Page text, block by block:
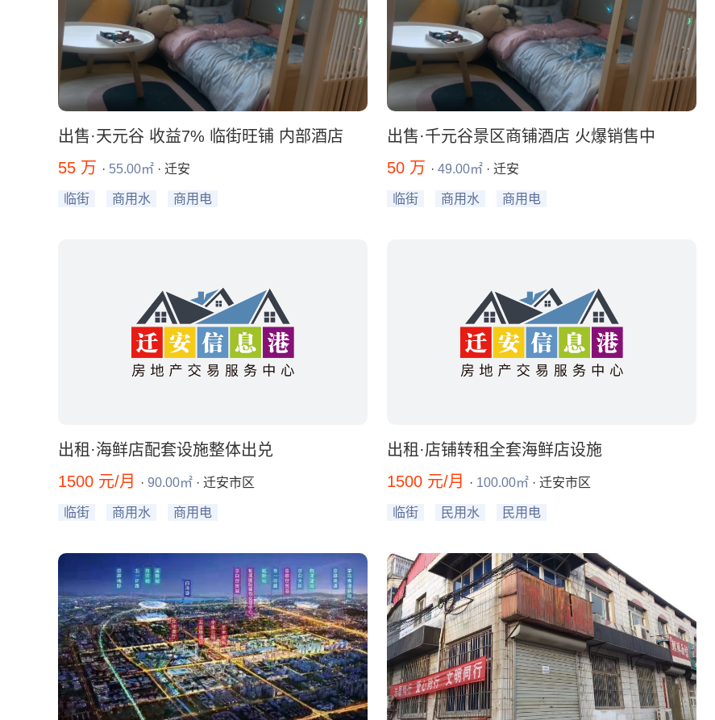
出售·天元谷 收益7% 临街旺铺 内部酒店
55 万 · 55.00㎡ · 迁安
临街 商用水 商用电
出售·千元谷景区商铺酒店 火爆销售中
50 万 · 49.00㎡ · 迁安
临街 商用水 商用电
出租·海鲜店配套设施整体出兑
1500 元/月
· 90.00㎡ · 迁安市区
临街 商用水 商用电
出租·店铺转租全套海鲜店设施
1500 元/月
· 100.00㎡ · 迁安市区
临街 民用水 民用电